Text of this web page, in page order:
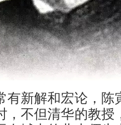
有新解和宏论，陈
，不但清华的教授